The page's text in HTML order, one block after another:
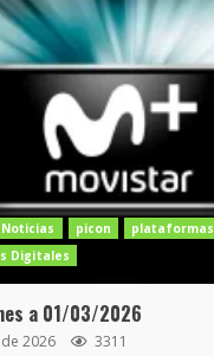
Noticias picon
plataformas
Digitales
a 01/03/2026
2026 3311